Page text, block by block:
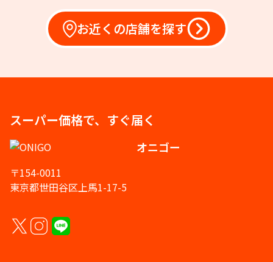
お近くの店舗を探す
スーパー価格で、すぐ届く
オニゴー
〒154-0011
東京都世田谷区上馬1-17-5